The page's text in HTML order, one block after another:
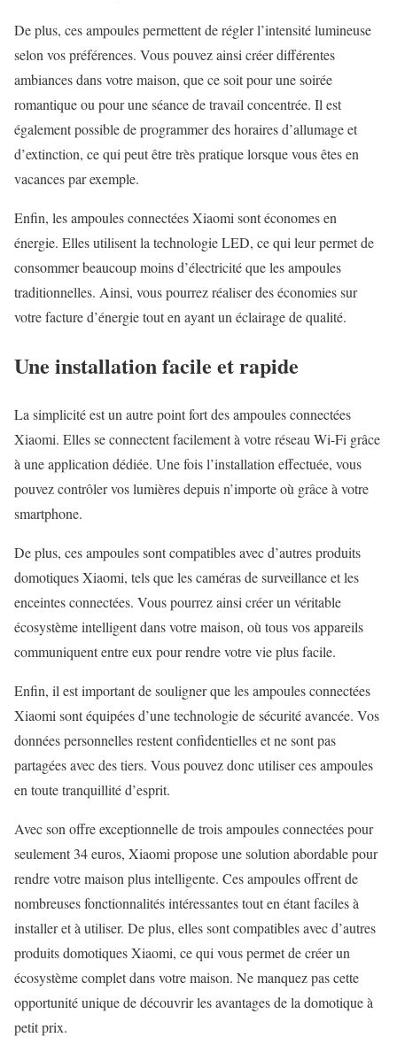
De plus, ces ampoules permettent de régler l’intensité lumineuse
selon vos préférences. Vous pouvez ainsi créer différentes
ambiances dans votre maison, que ce soit pour une soirée
romantique ou pour une séance de travail concentrée. Il est
également possible de programmer des horaires d’allumage et
d’extinction, ce qui peut être très pratique lorsque vous êtes en
vacances par exemple.
Enfin, les ampoules connectées Xiaomi sont économes en
énergie. Elles utilisent la technologie LED, ce qui leur permet de
consommer beaucoup moins d’électricité que les ampoules
traditionnelles. Ainsi, vous pourrez réaliser des économies sur
votre facture d’énergie tout en ayant un éclairage de qualité.
Une installation facile et rapide
La simplicité est un autre point fort des ampoules connectées
Xiaomi. Elles se connectent facilement à votre réseau Wi-Fi grâce
à une application dédiée. Une fois l’installation effectuée, vous
pouvez contrôler vos lumières depuis n’importe où grâce à votre
smartphone.
De plus, ces ampoules sont compatibles avec d’autres produits
domotiques Xiaomi, tels que les caméras de surveillance et les
enceintes connectées. Vous pourrez ainsi créer un véritable
écosystème intelligent dans votre maison, où tous vos appareils
communiquent entre eux pour rendre votre vie plus facile.
Enfin, il est important de souligner que les ampoules connectées
Xiaomi sont équipées d’une technologie de sécurité avancée. Vos
données personnelles restent confidentielles et ne sont pas
partagées avec des tiers. Vous pouvez donc utiliser ces ampoules
en toute tranquillité d’esprit.
Avec son offre exceptionnelle de trois ampoules connectées pour
seulement 34 euros, Xiaomi propose une solution abordable pour
rendre votre maison plus intelligente. Ces ampoules offrent de
nombreuses fonctionnalités intéressantes tout en étant faciles à
installer et à utiliser. De plus, elles sont compatibles avec d’autres
produits domotiques Xiaomi, ce qui vous permet de créer un
écosystème complet dans votre maison. Ne manquez pas cette
opportunité unique de découvrir les avantages de la domotique à
petit prix.